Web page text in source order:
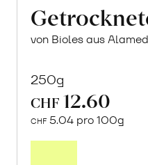
von Bioles aus
250g
CHF 12.60
CHF 5.04 pro 100g